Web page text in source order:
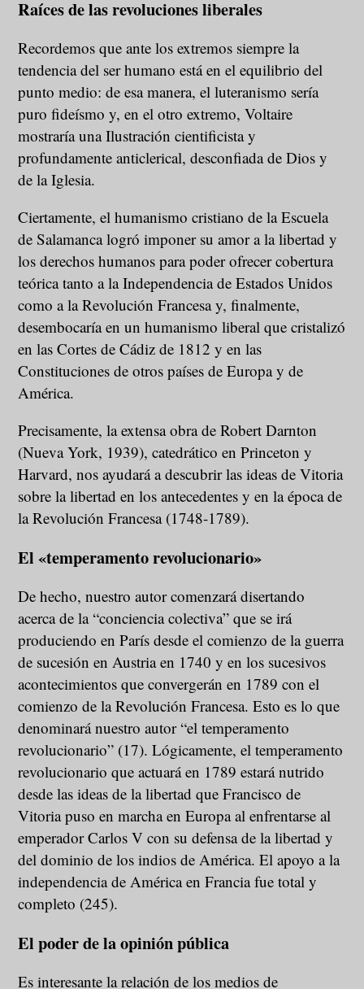
Raíces de las revoluciones liberales
Recordemos que ante los extremos siempre la
tendencia del ser humano está en el equilibrio del
punto medio: de esa manera, el luteranismo sería
puro fideísmo y, en el otro extremo, Voltaire
mostraría una Ilustración cientificista y
profundamente anticlerical, desconfiada de Dios y
de la Iglesia.
Ciertamente, el humanismo cristiano de la Escuela
de Salamanca logró imponer su amor a la libertad y
los derechos humanos para poder ofrecer cobertura
teórica tanto a la Independencia de Estados Unidos
como a la Revolución Francesa y, finalmente,
desembocaría en un humanismo liberal que cristalizó
en las Cortes de Cádiz de 1812 y en las
Constituciones de otros países de Europa y de
América.
Precisamente, la extensa obra de Robert Darnton
(Nueva York, 1939), catedrático en Princeton y
Harvard, nos ayudará a descubrir las ideas de Vitoria
sobre la libertad en los antecedentes y en la época de
la Revolución Francesa (1748-1789).
El «temperamento revolucionario»
De hecho, nuestro autor comenzará disertando
acerca de la “conciencia colectiva” que se irá
produciendo en París desde el comienzo de la guerra
de sucesión en Austria en 1740 y en los sucesivos
acontecimientos que convergerán en 1789 con el
comienzo de la Revolución Francesa. Esto es lo que
denominará nuestro autor “el temperamento
revolucionario” (17). Lógicamente, el temperamento
revolucionario que actuará en 1789 estará nutrido
desde las ideas de la libertad que Francisco de
Vitoria puso en marcha en Europa al enfrentarse al
emperador Carlos V con su defensa de la libertad y
del dominio de los indios de América. El apoyo a la
independencia de América en Francia fue total y
completo (245).
El poder de la opinión pública
Es interesante la relación de los medios de